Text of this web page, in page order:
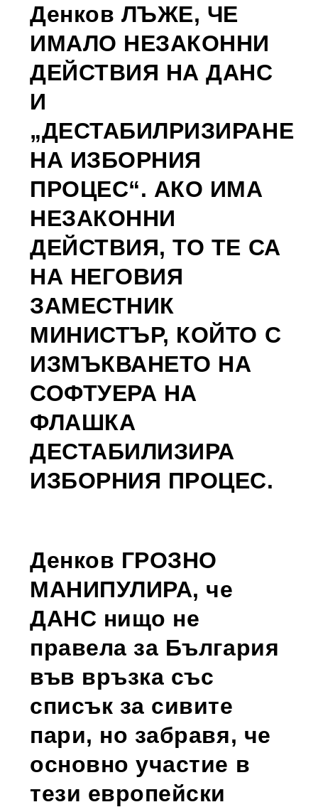
Денков ЛЪЖЕ, ЧЕ
ИМАЛО НЕЗАКОННИ
ДЕЙСТВИЯ НА ДАНС
И
„ДЕСТАБИЛРИЗИРАНЕ
НА ИЗБОРНИЯ
ПРОЦЕС“. АКО ИМА
НЕЗАКОННИ
ДЕЙСТВИЯ, ТО ТЕ СА
НА НЕГОВИЯ
ЗАМЕСТНИК
МИНИСТЪР, КОЙТО С
ИЗМЪКВАНЕТО НА
СОФТУЕРА НА
ФЛАШКА
ДЕСТАБИЛИЗИРА
ИЗБОРНИЯ ПРОЦЕС.
Денков ГРОЗНО
МАНИПУЛИРА, че
ДАНС нищо не
правела за България
във връзка със
списък за сивите
пари, но забравя, че
основно участие в
тези европейски